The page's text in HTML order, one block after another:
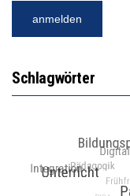
Schlagwörter